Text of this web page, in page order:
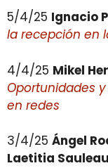
5/4/25 Ignacio
la recepción en
4/4/25 Mikel
Oportunidades
en redes
3/4/25 Ángel
Laetitia Sauleau